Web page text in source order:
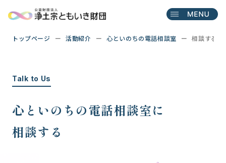
トップページ 活動紹介 心といのちの電話相談室 相談する
Talk to Us
心といのちの電話相談室に
相談する